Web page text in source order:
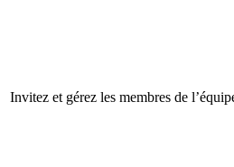
Invitez et gérez les membres de